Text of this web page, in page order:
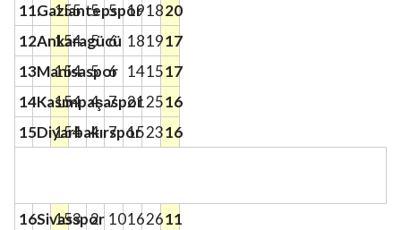
11.Gaziantepspor
155 5 5 191820
12.Ankaragücü
154 5 6 181917
13.Manisaspor
154 5 6 141517
14.Kasımpaşaspor
154 4 7 212516
15.Diyarbakırspor
154 4 7 152316
16.Sivasspor
153 2 10162611